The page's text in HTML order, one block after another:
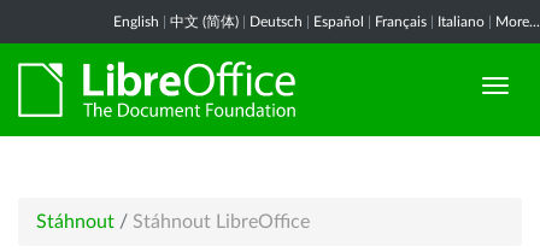
English 中文 (简体) Deutsch Español Français Italiano More...
Stáhnout / Stáhnout LibreOffice